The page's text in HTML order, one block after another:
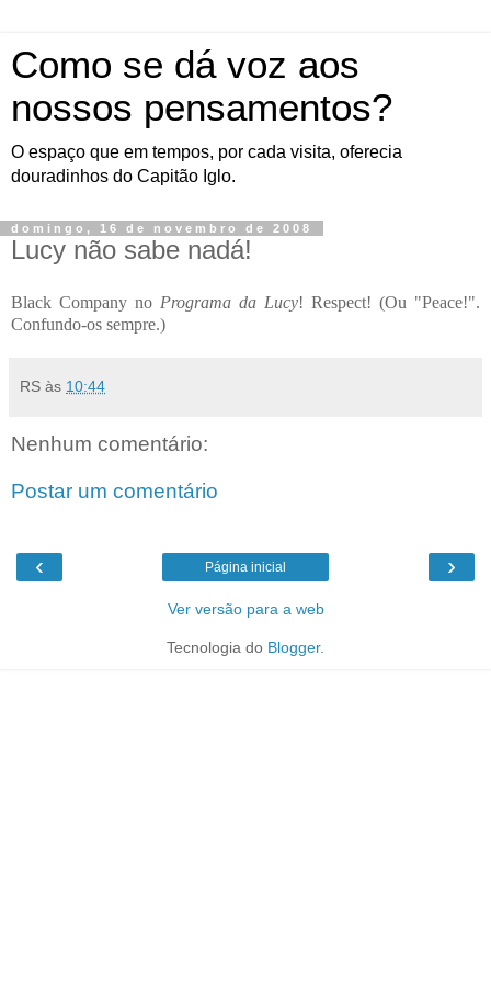
Como se dá voz aos
nossos pensamentos?
O espaço que em tempos, por cada visita, oferecia
douradinhos do Capitão Iglo.
domingo, 16 de novembro de 2008
Lucy não sabe nadá!
Black Company no Programa da Lucy! Respect! (Ou "Peace!".
Confundo-os sempre.)
RS às 10:44
Nenhum comentário:
Postar um comentário
‹ ›
Página inicial
Ver versão para a web
Tecnologia do Blogger.